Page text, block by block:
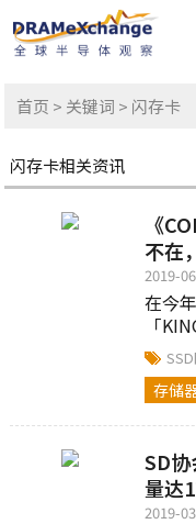
首页 > 关键词 > 闪存卡
闪存卡相关资讯
《
不在
2019-
在今
「
特别
境，
存储
SD
量达
2019-